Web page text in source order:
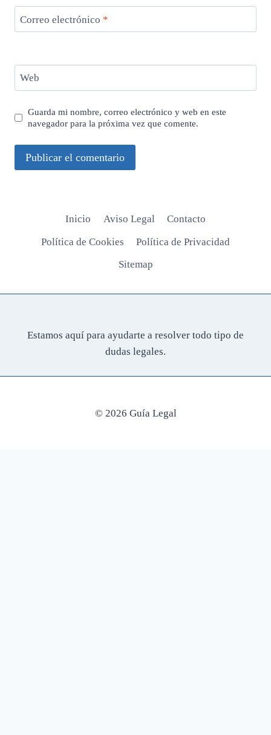
Correo electrónico *
Web
Guarda mi nombre, correo electrónico y web en este
navegador para la próxima vez que comente.
Inicio Aviso Legal
Contacto
Política de Cookies
Política de Privacidad
Sitemap
Estamos aquí para ayudarte a resolver todo tipo de
dudas legales.
© 2026 Guía Legal